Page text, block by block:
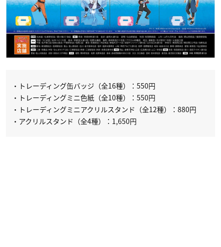
・トレーディング缶バッジ（全16種）：550円
・トレーディングミニ色紙（全10種）：550円
・トレーディングミニアクリルスタンド（全12種）：880円
・アクリルスタンド（全4種）：1,650円